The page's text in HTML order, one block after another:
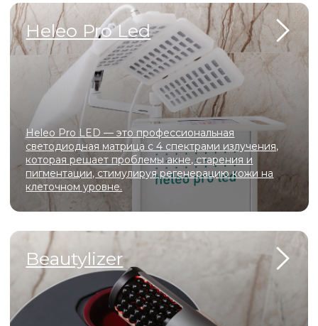
АтисМед PRO 7
Capello сочетает функции эпиляции, лифтинга и
косметологии в одном компактном устройстве.
Capello
Scarlet S обеспечивает безболезненную RF-лифтинг
и микроигольчатую терапию, запуская мощный
синтез коллагена для омоложения кожи без
длительной реабилитации.